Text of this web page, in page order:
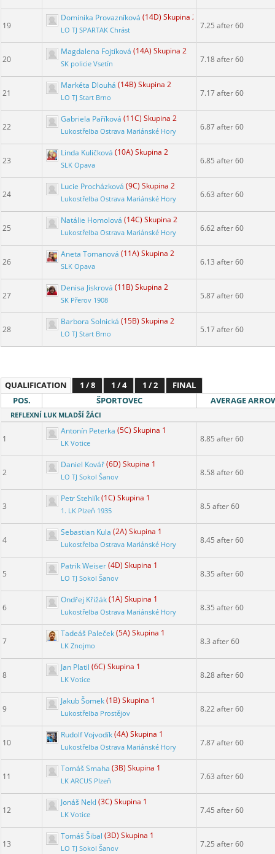
19
Dominika Provazníková (14D) Skupina 2
LO TJ SPARTAK Chrást 7.25 after 60
20
Magdalena Fojtíková (14A) Skupina 2
SK policie Vsetín 7.18 after 60
21
Markéta Dlouhá (14B) Skupina 2
LO TJ Start Brno 7.17 after 60
22
Gabriela Paříková (11C) Skupina 2
Lukostřelba Ostrava Mariánské Hory 6.87 after 60
23
Linda Kuličková (10A) Skupina 2
SLK Opava 6.85 after 60
24
Lucie Procházková (9C) Skupina 2
Lukostřelba Ostrava Mariánské Hory 6.63 after 60
25
Natálie Homolová (14C) Skupina 2
Lukostřelba Ostrava Mariánské Hory 6.62 after 60
26
Aneta Tomanová (11A) Skupina 2
SLK Opava 6.13 after 60
27
Denisa Jiskrová (11B) Skupina 2
SK Přerov 1908 5.87 after 60
28
Barbora Solnická (15B) Skupina 2
LO TJ Start Brno 5.17 after 60
QUALIFICATION 1 / 8 1 / 4 1 / 2
FINAL
POS.
ŠPORTOVEC AVERAGE
REFLEXNÍ LUK MLADŠÍ ŽÁCI
1
Antonín Peterka (5C) Skupina 1
LK Votice 8.85 after 60
2
Daniel Kovář(6D) Skupina 1
LO TJ Sokol Šanov 8.58 after 60
3
Petr Stehlík(1C) Skupina 1
1. LK Plzeň 1935 8.5 after 60
4
Sebastian Kula (2A) Skupina 1
Lukostřelba Ostrava Mariánské Hory 8.45 after 60
5
Patrik Weiser(4D) Skupina 1
LO TJ Sokol Šanov 8.35 after 60
6
Ondřej Křižák(1A) Skupina 1
Lukostřelba Ostrava Mariánské Hory 8.35 after 60
7
Tadeáš Paleček(5A) Skupina 1
LK Znojmo 8.3 after 60
8
Jan Platil (6C) Skupina 1
LK Votice 8.28 after 60
9
Jakub Šomek(1B) Skupina 1
Lukostřelba Prostějov 8.22 after 60
10
Rudolf Vojvodík(4A) Skupina 1
Lukostřelba Ostrava Mariánské Hory 7.87 after 60
11
Tomáš Smaha (3B) Skupina 1
LK ARCUS Plzeň 7.63 after 60
12
Jonáš Nekl (3C) Skupina 1
LK Votice 7.45 after 60
13
Tomáš Šibal (3D) Skupina 1
LO TJ Sokol Šanov 7.25 after 60